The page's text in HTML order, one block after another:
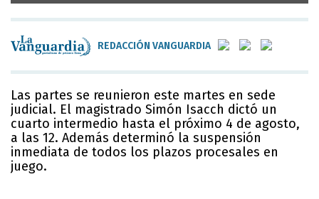
REDACCIÓN VANGUARDIA
Las partes se reunieron este martes en sede
judicial. El magistrado Simón Isacch dictó un
cuarto intermedio hasta el próximo 4 de agosto,
a las 12. Además determinó la suspensión
inmediata de todos los plazos procesales en
juego.